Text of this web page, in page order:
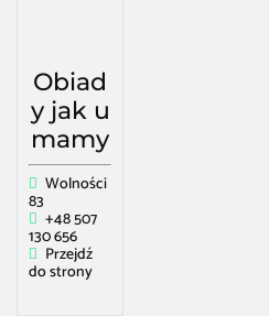
Obiad
y jak u
mamy
Wolności
83
+48 507
130 656
Przejdź
do strony